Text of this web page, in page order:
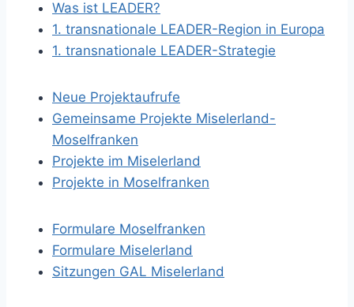
Was ist LEADER?
1. transnationale LEADER-Region in Europa
1. transnationale LEADER-Strategie
Neue Projektaufrufe
Gemeinsame Projekte Miselerland-
Moselfranken
Projekte im Miselerland
Projekte in Moselfranken
Formulare Moselfranken
Formulare Miselerland
Sitzungen GAL Miselerland